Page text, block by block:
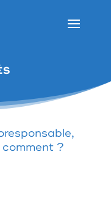
comment ?